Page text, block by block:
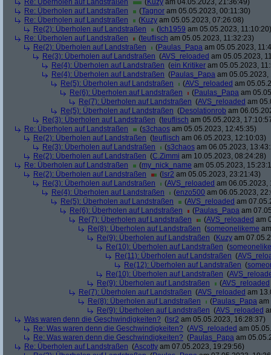
Re: Überholen auf Landstraßen
(Kuzy am 04.05.2023, 21:36:49)
Re: Überholen auf Landstraßen
(Tagnor am 05.05.2023, 00:11:30)
Re: Überholen auf Landstraßen
(Kuzy am 05.05.2023, 07:26:08)
Re(2): Überholen auf Landstraßen
( Ich1959 am 05.05.2023, 11:10:20)
Re: Überholen auf Landstraßen
(teuflisch am 05.05.2023, 11:32:23)
Re(2): Überholen auf Landstraßen
(Paulas_Papa am 05.05.2023,
Re(3): Überholen auf Landstraßen (AVS_reloaded am 05.05.2023,
Re(4): Überholen auf Landstraßen (ein Kritiker am 05.05.2023,
Re(4): Überholen auf Landstraßen (Paulas_Papa am 05.05.2023,
Re(5): Überholen auf Landstraßen
(AVS_reloaded am
Re(6): Überholen auf Landstraßen
(Paulas_Papa am
Re(7): Überholen auf Landstraßen (AVS_reloaded am
Re(5): Überholen auf Landstraßen (Desolationrob am
Re(3): Überholen auf Landstraßen (teuflisch am 05.05.2023,
Re: Überholen auf Landstraßen
(s3chaos am 05.05.2023, 12:45:35)
Re(2): Überholen auf Landstraßen (teuflisch am 06.05.2023, 12:10:03)
Re(3): Überholen auf Landstraßen
(s3chaos am 06.05.2023,
Re(2): Überholen auf Landstraßen (C.Zimmi am 10.05.2023, 08:24:28)
Re: Überholen auf Landstraßen
(my_nick_name am 05.05.2023,
Re(2): Überholen auf Landstraßen
( lsr2 am 05.05.2023, 23:21:43)
Re(3): Überholen auf Landstraßen
(AVS_reloaded am 06.05.2023,
Re(4): Überholen auf Landstraßen
(enzo500 am 06.05.2023,
Re(5): Überholen auf Landstraßen
(AVS_reloaded am
Re(6): Überholen auf Landstraßen
(Paulas_Papa am
Re(7): Überholen auf Landstraßen
(AVS_reloaded am
Re(8): Überholen auf Landstraßen (someonelikeme
Re(9): Überholen auf Landstraßen (Kuzy am
Re(10): Überholen auf Landstraßen (
Re(11): Überholen auf Landstraßen (
Re(12): Überholen auf Landstraßen (
Re(10): Überholen auf Landstraßen (
Re(9): Überholen auf Landstraßen
(AVS_reloaded
Re(7): Überholen auf Landstraßen (AVS_reloaded am
Re(8): Überholen auf Landstraßen
(Paulas_Papa am
Re(9): Überholen auf Landstraßen (AVS_reloaded
Was waren denn die Geschwindigkeiten? ( lsr2 am 05.05.2023, 16:28:37)
Re: Was waren denn die Geschwindigkeiten? (AVS_reloaded am
Re: Was waren denn die Geschwindigkeiten? (Paulas_Papa am
Re: Überholen auf Landstraßen (Ascotty am 07.05.2023, 19:29:56)